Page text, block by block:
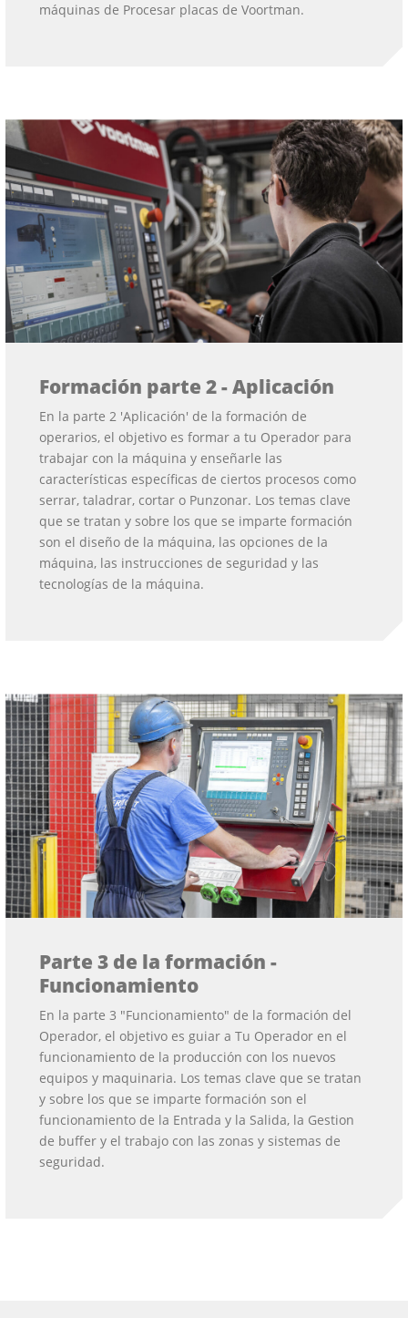
máquinas de Procesar placas de Voortman.
Formación parte 2 - Aplicación
En la parte 2 'Aplicación' de la formación de
operarios, el objetivo es formar a tu Operador para
trabajar con la máquina y enseñarle las
características específicas de ciertos procesos como
serrar, taladrar, cortar o Punzonar. Los temas clave
que se tratan y sobre los que se imparte formación
son el diseño de la máquina, las opciones de la
máquina, las instrucciones de seguridad y las
tecnologías de la máquina.
Parte 3 de la formación -
Funcionamiento
En la parte 3 "Funcionamiento" de la formación del
Operador, el objetivo es guiar a Tu Operador en el
funcionamiento de la producción con los nuevos
equipos y maquinaria. Los temas clave que se tratan
y sobre los que se imparte formación son el
funcionamiento de la Entrada y la Salida, la Gestion
de buffer y el trabajo con las zonas y sistemas de
seguridad.